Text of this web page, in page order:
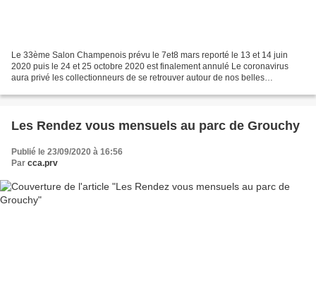
Le 33ème Salon Champenois prévu le 7et8 mars reporté le 13 et 14 juin
2020 puis le 24 et 25 octobre 2020 est finalement annulé Le coronavirus
aura privé les collectionneurs de se retrouver autour de nos belles
Les Rendez vous mensuels au parc de Grouchy
Publié le 23/09/2020 à 16:56
Par cca.prv